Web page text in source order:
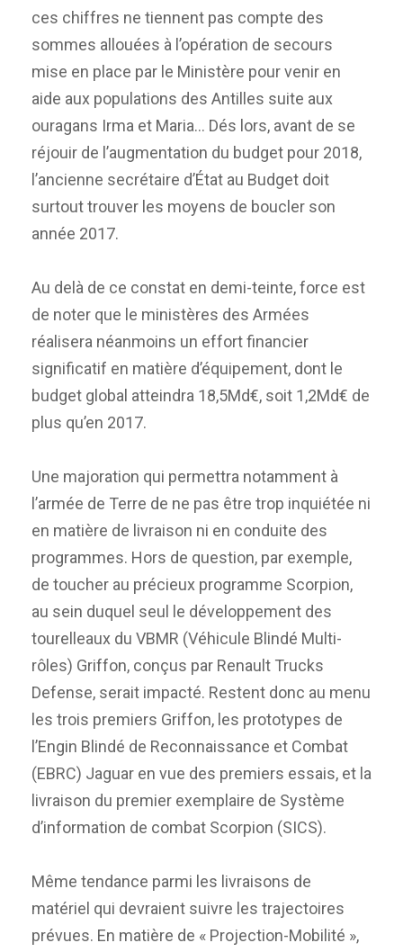
ces chiffres ne tiennent pas compte des
sommes allouées à l’opération de secours
mise en place par le Ministère pour venir en
aide aux populations des Antilles suite aux
ouragans Irma et Maria… Dés lors, avant de se
réjouir de l’augmentation du budget pour 2018,
l’ancienne secrétaire d’État au Budget doit
surtout trouver les moyens de boucler son
année 2017.
Au delà de ce constat en demi-teinte, force est
de noter que le ministères des Armées
réalisera néanmoins un effort financier
significatif en matière d’équipement, dont le
budget global atteindra 18,5Md€, soit 1,2Md€ de
plus qu’en 2017.
Une majoration qui permettra notamment à
l’armée de Terre de ne pas être trop inquiétée ni
en matière de livraison ni en conduite des
programmes. Hors de question, par exemple,
de toucher au précieux programme Scorpion,
au sein duquel seul le développement des
tourelleaux du VBMR (Véhicule Blindé Multi-
rôles) Griffon, conçus par Renault Trucks
Defense, serait impacté. Restent donc au menu
les trois premiers Griffon, les prototypes de
l’Engin Blindé de Reconnaissance et Combat
(EBRC) Jaguar en vue des premiers essais, et la
livraison du premier exemplaire de Système
d’information de combat Scorpion (SICS).
Même tendance parmi les livraisons de
matériel qui devraient suivre les trajectoires
prévues. En matière de « Projection-Mobilité »,